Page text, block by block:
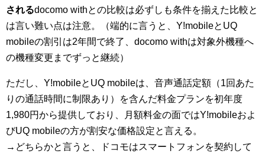
されるdocomo withとの比較は必ずしも条件を揃えた比較と
は言い難い点は注意。（端的に言うと、Y!mobileとUQ
mobileの割引は2年間で終了、docomo withは対象外機種へ
の機種変更までずっと継続）
ただし、Y!mobileとUQ mobileは、音声通話定額（1回あた
りの通話時間に制限あり）を含んだ料金プランを初年度
1,980円から提供しており、月額料金の面ではY!mobileおよ
びUQ mobileの方が割安な価格設定と言える。
→どちらかと言うと、ドコモはスマートフォンを契約して